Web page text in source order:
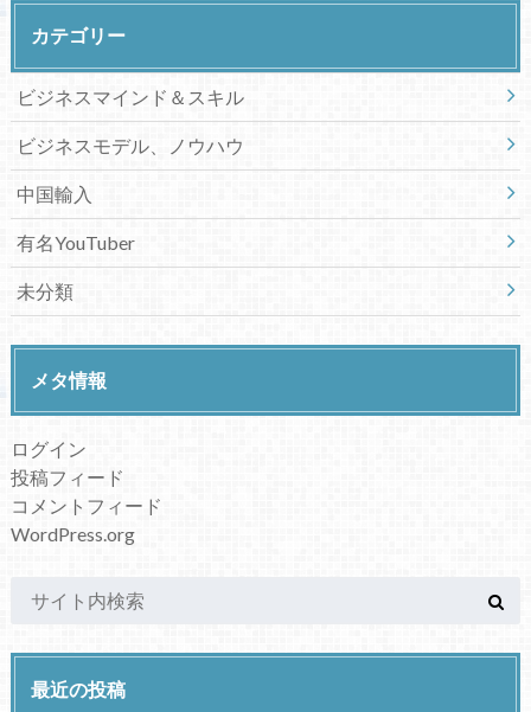
カテゴリー
ビジネスマインド＆スキル
ビジネスモデル、ノウハウ
中国輸入
有名YouTuber
未分類
メタ情報
ログイン
投稿フィード
コメントフィード
WordPress.org
最近の投稿